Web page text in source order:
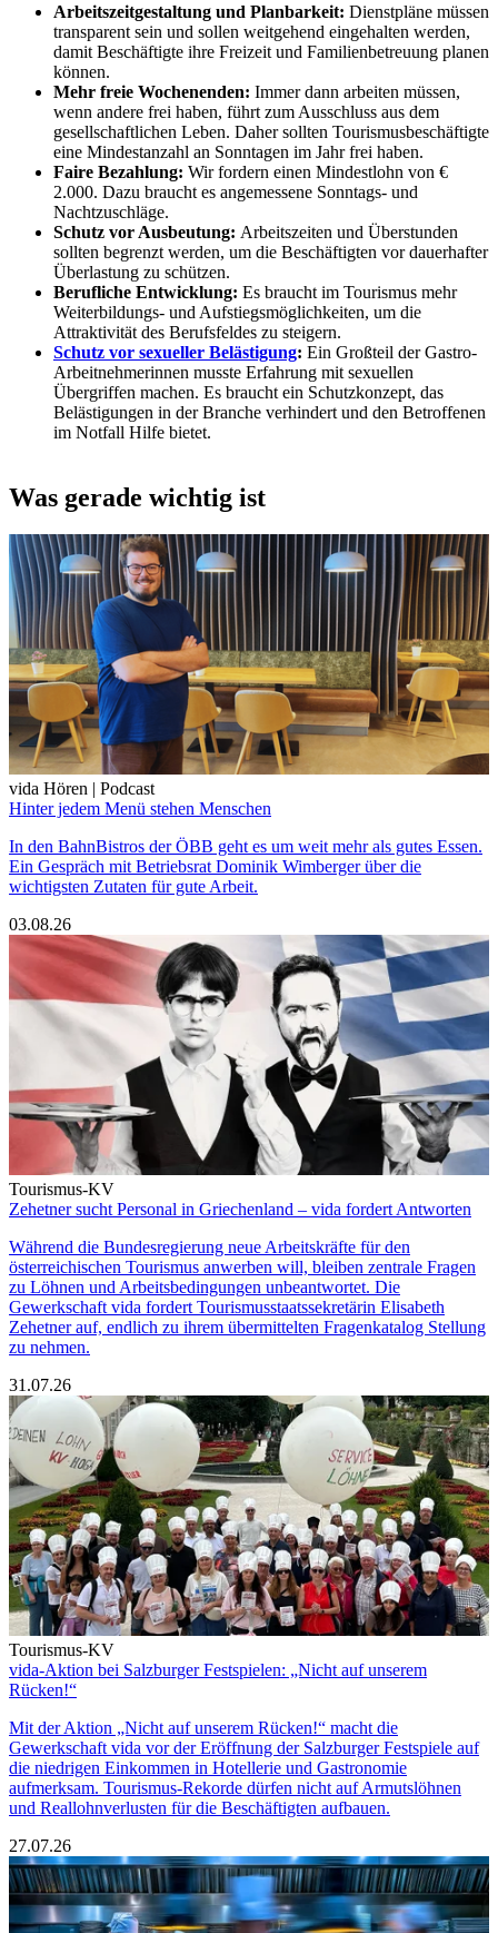
Arbeitszeitgestaltung und Planbarkeit: Dienstpläne müssen
transparent sein und sollen weitgehend eingehalten werden,
damit Beschäftigte ihre Freizeit und Familienbetreuung planen
können.
Mehr freie Wochenenden: Immer dann arbeiten müssen,
wenn andere frei haben, führt zum Ausschluss aus dem
gesellschaftlichen Leben. Daher sollten Tourismusbeschäftigte
eine Mindestanzahl an Sonntagen im Jahr frei haben.
Faire Bezahlung: Wir fordern einen Mindestlohn von €
2.000. Dazu braucht es angemessene Sonntags- und
Nachtzuschläge.
Schutz vor Ausbeutung: Arbeitszeiten und Überstunden
sollten begrenzt werden, um die Beschäftigten vor dauerhafter
Überlastung zu schützen.
Berufliche Entwicklung: Es braucht im Tourismus mehr
Weiterbildungs- und Aufstiegsmöglichkeiten, um die
Attraktivität des Berufsfeldes zu steigern.
Schutz vor sexueller Belästigung: Ein Großteil der Gastro-
Arbeitnehmerinnen musste Erfahrung mit sexuellen
Übergriffen machen. Es braucht ein Schutzkonzept, das
Belästigungen in der Branche verhindert und den Betroffenen
im Notfall Hilfe bietet.
Was gerade wichtig ist
vida Hören | Podcast
Hinter jedem Menü stehen Menschen
In den BahnBistros der ÖBB geht es um weit mehr als gutes Essen.
Ein Gespräch mit Betriebsrat Dominik Wimberger über die
wichtigsten Zutaten für gute Arbeit.
03.08.26
Tourismus-KV
Zehetner sucht Personal in Griechenland – vida fordert Antworten
Während die Bundesregierung neue Arbeitskräfte für den
österreichischen Tourismus anwerben will, bleiben zentrale Fragen
zu Löhnen und Arbeitsbedingungen unbeantwortet. Die
Gewerkschaft vida fordert Tourismusstaatssekretärin Elisabeth
Zehetner auf, endlich zu ihrem übermittelten Fragenkatalog Stellung
zu nehmen.
31.07.26
Tourismus-KV
vida-Aktion bei Salzburger Festspielen: „Nicht auf unserem
Rücken!“
Mit der Aktion „Nicht auf unserem Rücken!“ macht die
Gewerkschaft vida vor der Eröffnung der Salzburger Festspiele auf
die niedrigen Einkommen in Hotellerie und Gastronomie
aufmerksam. Tourismus-Rekorde dürfen nicht auf Armutslöhnen
und Reallohnverlusten für die Beschäftigten aufbauen.
27.07.26